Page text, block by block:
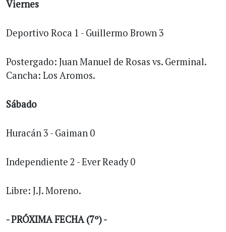
Viernes
Deportivo Roca 1 - Guillermo Brown 3
Postergado: Juan Manuel de Rosas vs. Germinal.
Cancha: Los Aromos.
Sábado
Huracán 3 - Gaiman 0
Independiente 2 - Ever Ready 0
Libre: J.J. Moreno.
- PRÓXIMA FECHA (7º) -